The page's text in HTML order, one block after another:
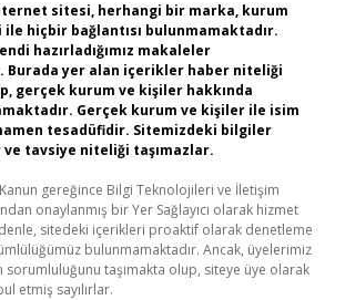
sitesi, herhangi bir marka, kurum
ile hiçbir bağlantısı bulunmamaktadır.
hazırladığımız makaleler
Burada yer alan içerikler haber niteliği
gerçek kurum ve kişiler hakkında
Gerçek kurum ve kişiler ile isim
tesadüfidir. Sitemizdeki bilgiler
tavsiye niteliği taşımazlar.
Kanun gereğince Bilgi Teknolojileri ve İletişim
onaylanmış bir Yer Sağlayıcı olarak hizmet
sitedeki içerikleri proaktif olarak denetleme
bulunmamaktadır. Ancak, üyelerimiz
sorumluluğunu taşımakta olup, siteye üye olarak
etmiş sayılırlar.